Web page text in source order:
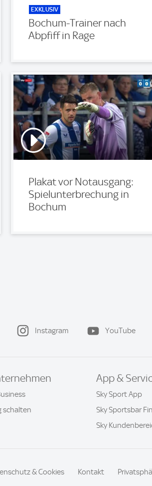
EXKLUSIV
Bochum-Trainer nach
Abpfiff in Rage
Plakat vor Notausgang:
Spielunterbrechung in
Bochum
Instagram YouTube
schalten
App &
Sky Sport App
Sky Sportsbar
Sky
& Cookies Kontakt